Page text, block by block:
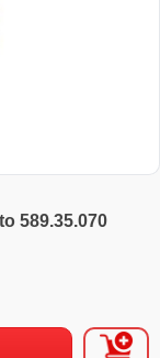
589.35.070